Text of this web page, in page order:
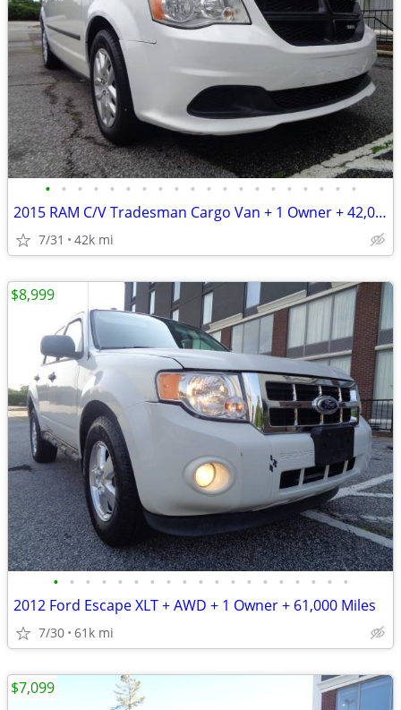
• • • • • • • • • • • • • • • • • • • •
2015 RAM C/V Tradesman Cargo Van + 1 Owner + 42,000 Miles
7/31 42k mi
• • • • • • • • • • • • • • • • • • •
2012 Ford Escape XLT + AWD + 1 Owner + 61,000 Miles
7/30 61k mi
$8,999
$7,099